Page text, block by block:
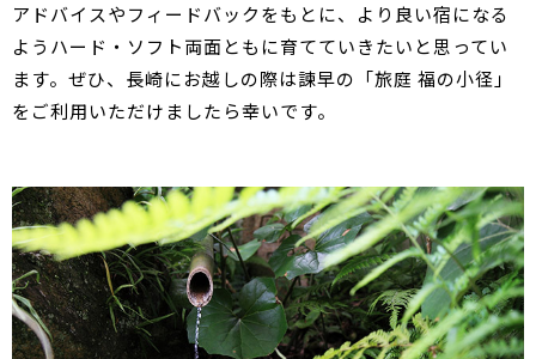
アドバイスやフィードバックをもとに、より良い宿になる
ようハード・ソフト両面ともに育てていきたいと思ってい
ます。ぜひ、長崎にお越しの際は諫早の「旅庭 福の小径」
をご利用いただけましたら幸いです。